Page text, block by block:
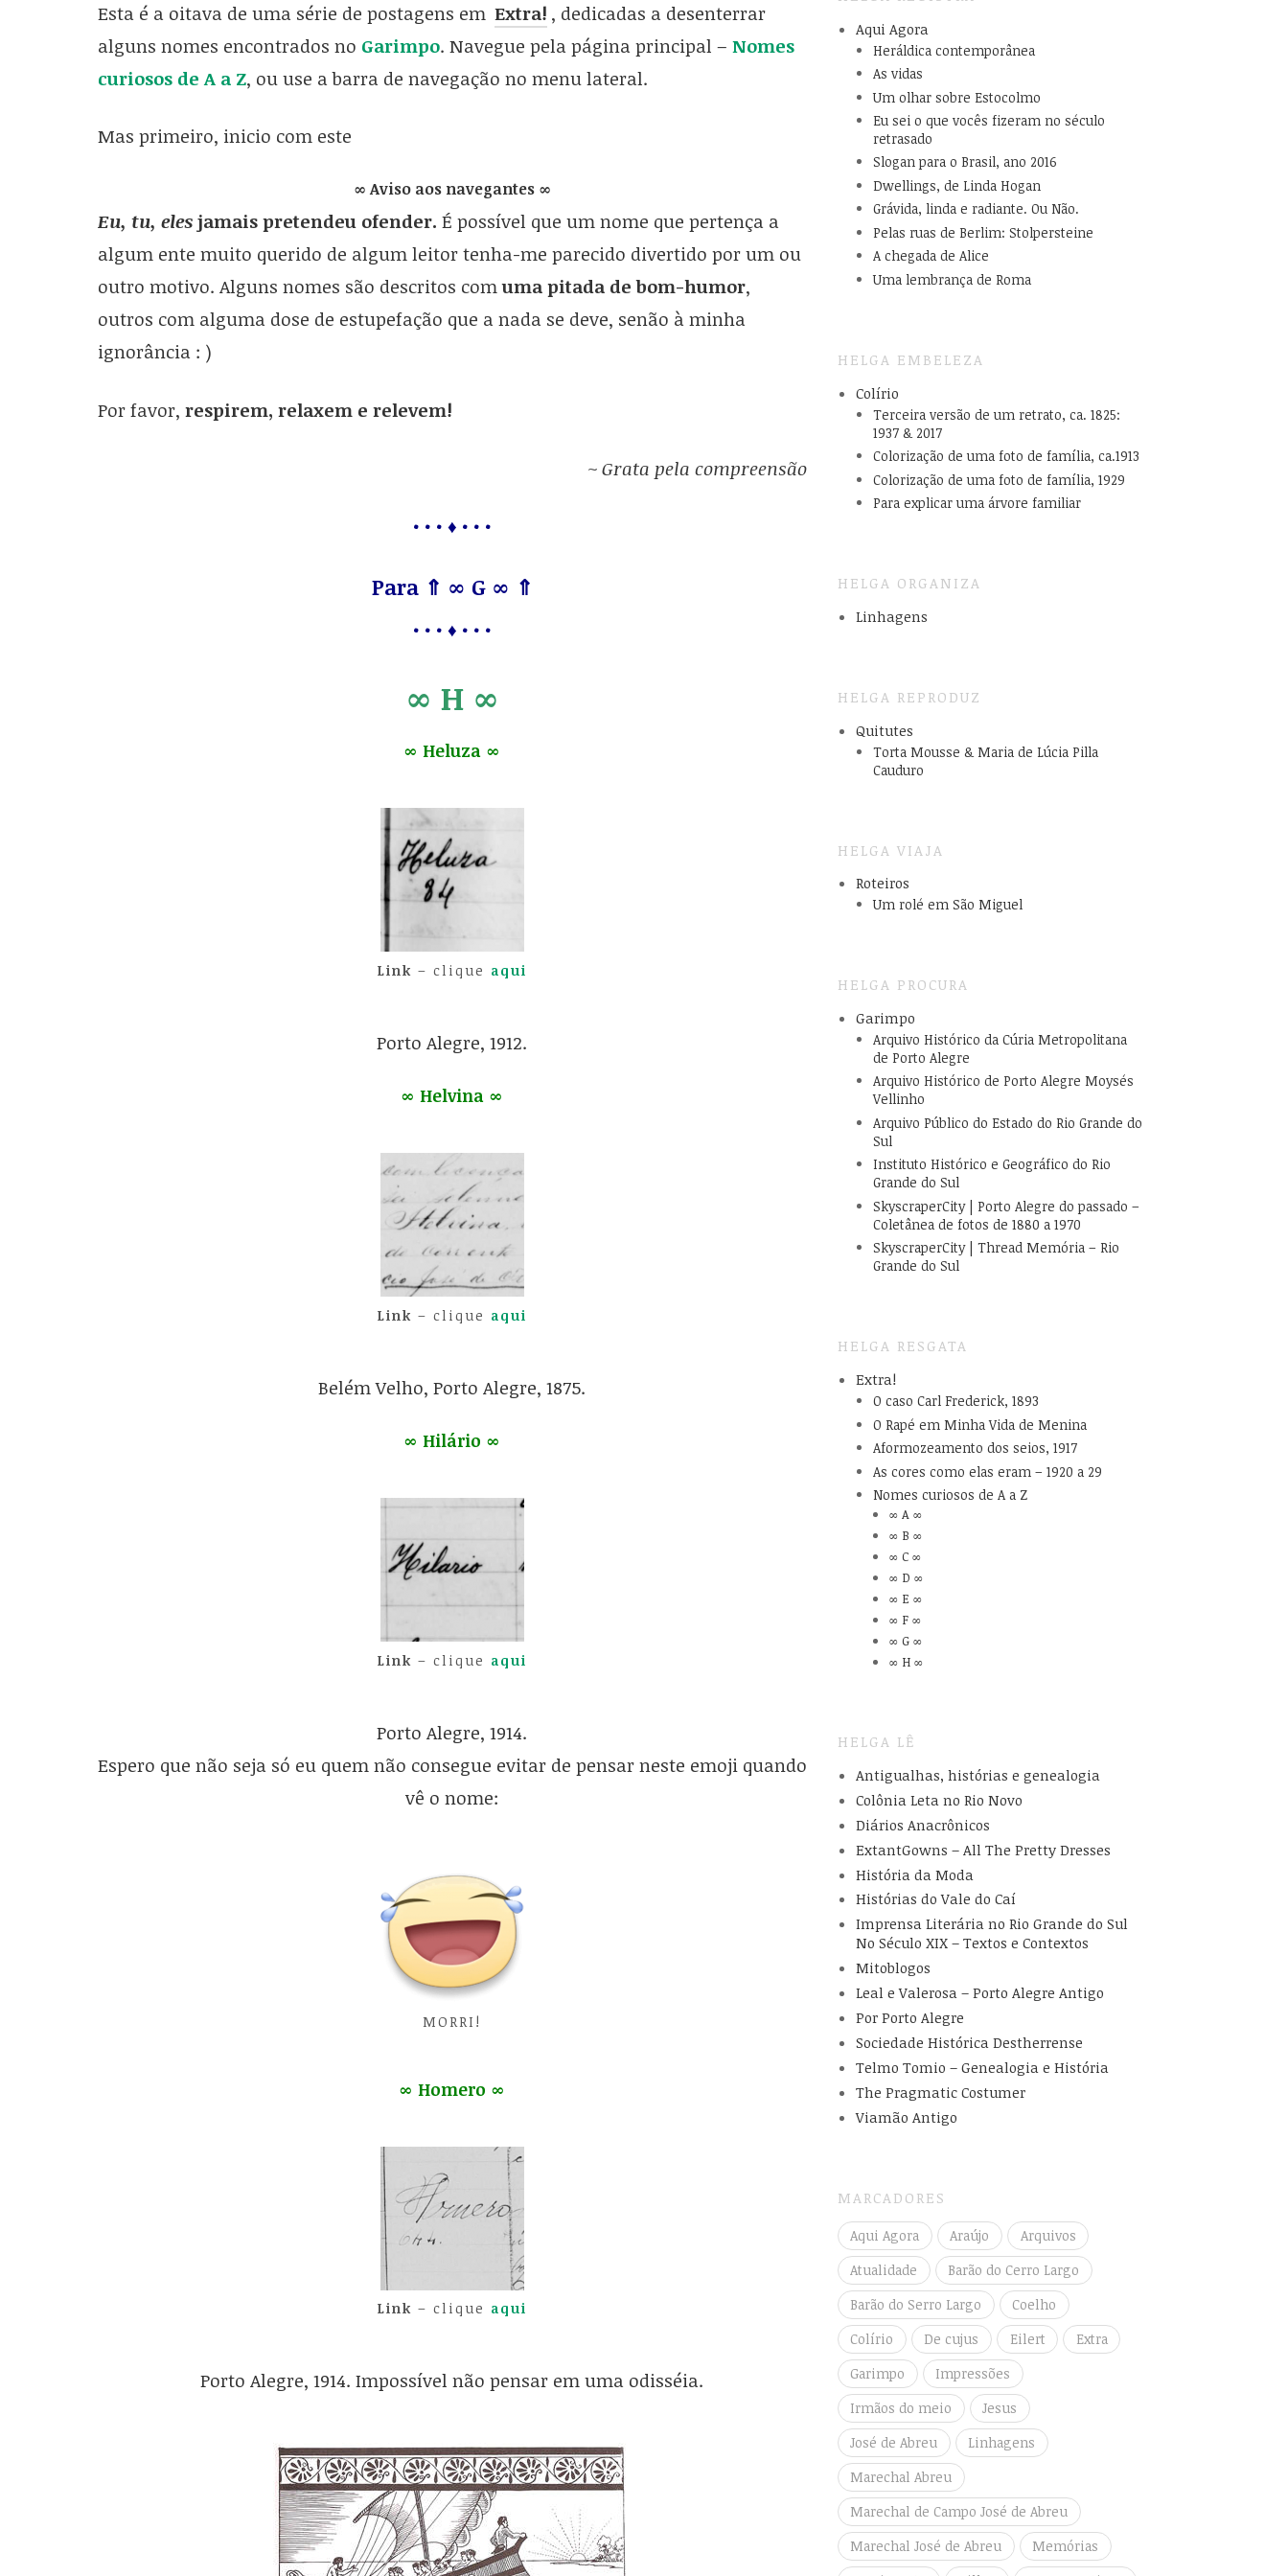
Esta é a oitava de uma série de postagens em Extra! , dedicadas a desenterrar
alguns nomes encontrados no Garimpo. Navegue pela página principal – Nomes
curiosos de A a Z, ou use a barra de navegação no menu lateral.
Mas primeiro, inicio com este
∞ Aviso aos navegantes ∞
Eu, tu, elesjamais pretendeu ofender. É possível que um nome que pertença a
algum ente muito querido de algum leitor tenha-me parecido divertido por um ou
outro motivo. Alguns nomes são descritos comuma pitada de bom-humor,
outros com alguma dose de estupefação que a nada se deve, senão à minha
ignorância : )
Por favor, respirem, relaxem e relevem!
~ Grata pela compreensão
• • • ♦ • • •
Para ⇑ ∞ G ∞ ⇑
• • • ♦ • • •
∞ H ∞
∞ Heluza ∞
Link – clique aqui
Porto Alegre, 1912.
∞ Helvina ∞
Link – clique aqui
Belém Velho, Porto Alegre, 1875.
∞ Hilário ∞
Link – clique aqui
Porto Alegre, 1914.
Espero que não seja só eu quem não consegue evitar de pensar neste emoji quando
vê o nome:
MORRI!
∞ Homero ∞
Link – clique aqui
Porto Alegre, 1914. Impossível não pensar em uma odisséia.
Aqui Agora
Heráldica contemporânea
As vidas
Um olhar sobre Estocolmo
Eu sei o que vocês fizeram no século
retrasado
Slogan para o Brasil, ano 2016
Dwellings, de Linda Hogan
Grávida, linda e radiante. Ou Não.
Pelas ruas de Berlim: Stolpersteine
A chegada de Alice
Uma lembrança de Roma
HELGA EMBELEZA
Colírio
Terceira versão de um retrato, ca. 1825:
1937 & 2017
Colorização de uma foto de família, ca.1913
Colorização de uma foto de família, 1929
Para explicar uma árvore familiar
HELGA ORGANIZA
Linhagens
HELGA REPRODUZ
Quitutes
Torta Mousse & Maria de Lúcia Pilla
Cauduro
HELGA VIAJA
Roteiros
Um rolé em São Miguel
HELGA PROCURA
Garimpo
Arquivo Histórico da Cúria Metropolitana
de Porto Alegre
Arquivo Histórico de Porto Alegre Moysés
Vellinho
Arquivo Público do Estado do Rio Grande do
Sul
Instituto Histórico e Geográfico do Rio
Grande do Sul
SkyscraperCity | Porto Alegre do passado –
Coletânea de fotos de 1880 a 1970
SkyscraperCity | Thread Memória – Rio
Grande do Sul
HELGA RESGATA
Extra!
O caso Carl Frederick, 1893
O Rapé em Minha Vida de Menina
Aformozeamento dos seios, 1917
As cores como elas eram – 1920 a 29
Nomes curiosos de A a Z
∞ A ∞
∞ B ∞
∞ C ∞
∞ D ∞
∞ E ∞
∞ F ∞
∞ G ∞
∞ H ∞
HELGA LÊ
Antigualhas, histórias e genealogia
Colônia Leta no Rio Novo
Diários Anacrônicos
ExtantGowns – All The Pretty Dresses
História da Moda
Histórias do Vale do Caí
Imprensa Literária no Rio Grande do Sul
No Século XIX – Textos e Contextos
Mitoblogos
Leal e Valerosa – Porto Alegre Antigo
Por Porto Alegre
Sociedade Histórica Destherrense
Telmo Tomio – Genealogia e História
The Pragmatic Costumer
Viamão Antigo
MARCADORES
Aqui Agora Araújo
Arquivos
Atualidade
Barão do Cerro Largo
Barão do Serro Largo
Coelho
Colírio
De cujus Eilert
Extra
Garimpo
Impressões
Irmãos do meio
Jesus
José de Abreu
Linhagens
Marechal Abreu
Marechal de Campo José de Abreu
Marechal José de Abreu
Memórias